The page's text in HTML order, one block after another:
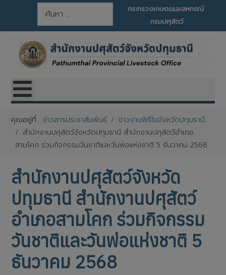
การค้นหา
กระทรวงเกษตรและสหกรณ์
กรมปศุสัตว์
คุณอยู่ที่: ข่าวสารประชาสัมพันธ์
ข่าวงานพิธีในจังหวัดปทุมธานี
สำนักงานปศุสัตว์จังหวัดปทุมธานี สำนักงานปศุสัตว์อำเภอ
สามโคก ร่วมกิจกรรมวันชาติและวันพ่อแห่งชาติ 5 ธันวาคม 2568
สำนักงานปศุสัตว์จังหวัด
ปทุมธานี สำนักงานปศุสัตว์
อำเภอสามโคก ร่วมกิจกรรม
วันชาติและวันพ่อแห่งชาติ 5
ธันวาคม 2568